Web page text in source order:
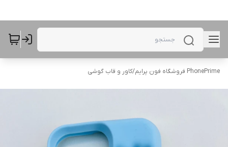
PhonePrime فروشگاه فون پرایم /کاور و قاب گوشی